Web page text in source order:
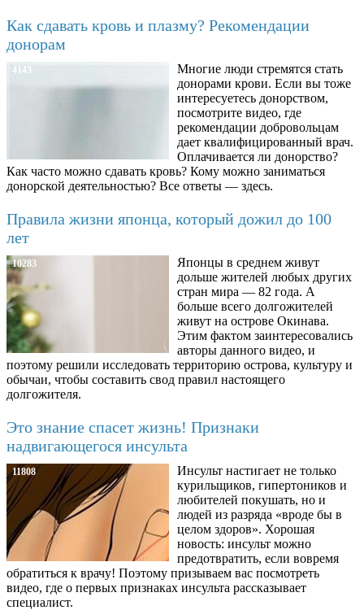
Как сдавать кровь и плазму? Рекомендации
донорам
4143
Многие люди стремятся стать
донорами крови. Если вы тоже
интересуетесь донорством,
посмотрите видео, где
рекомендации добровольцам
дает квалифицированный врач.
Оплачивается ли донорство?
Как часто можно сдавать кровь? Кому можно заниматься
донорской деятельностью? Все ответы — здесь.
Правила жизни японца, который дожил до 100
лет
10283
Японцы в среднем живут
дольше жителей любых других
стран мира — 82 года. А
больше всего долгожителей
живут на острове Окинава.
Этим фактом заинтересовались
авторы данного видео, и
поэтому решили исследовать территорию острова, культуру и
обычаи, чтобы составить свод правил настоящего
долгожителя.
Это знание спасет жизнь! Признаки
надвигающегося инсульта
11808
Инсульт настигает не только
курильщиков, гипертоников и
любителей покушать, но и
людей из разряда «вроде бы в
целом здоров». Хорошая
новость: инсульт можно
предотвратить, если вовремя
обратиться к врачу! Поэтому призываем вас посмотреть
видео, где о первых признаках инсульта рассказывает
специалист.